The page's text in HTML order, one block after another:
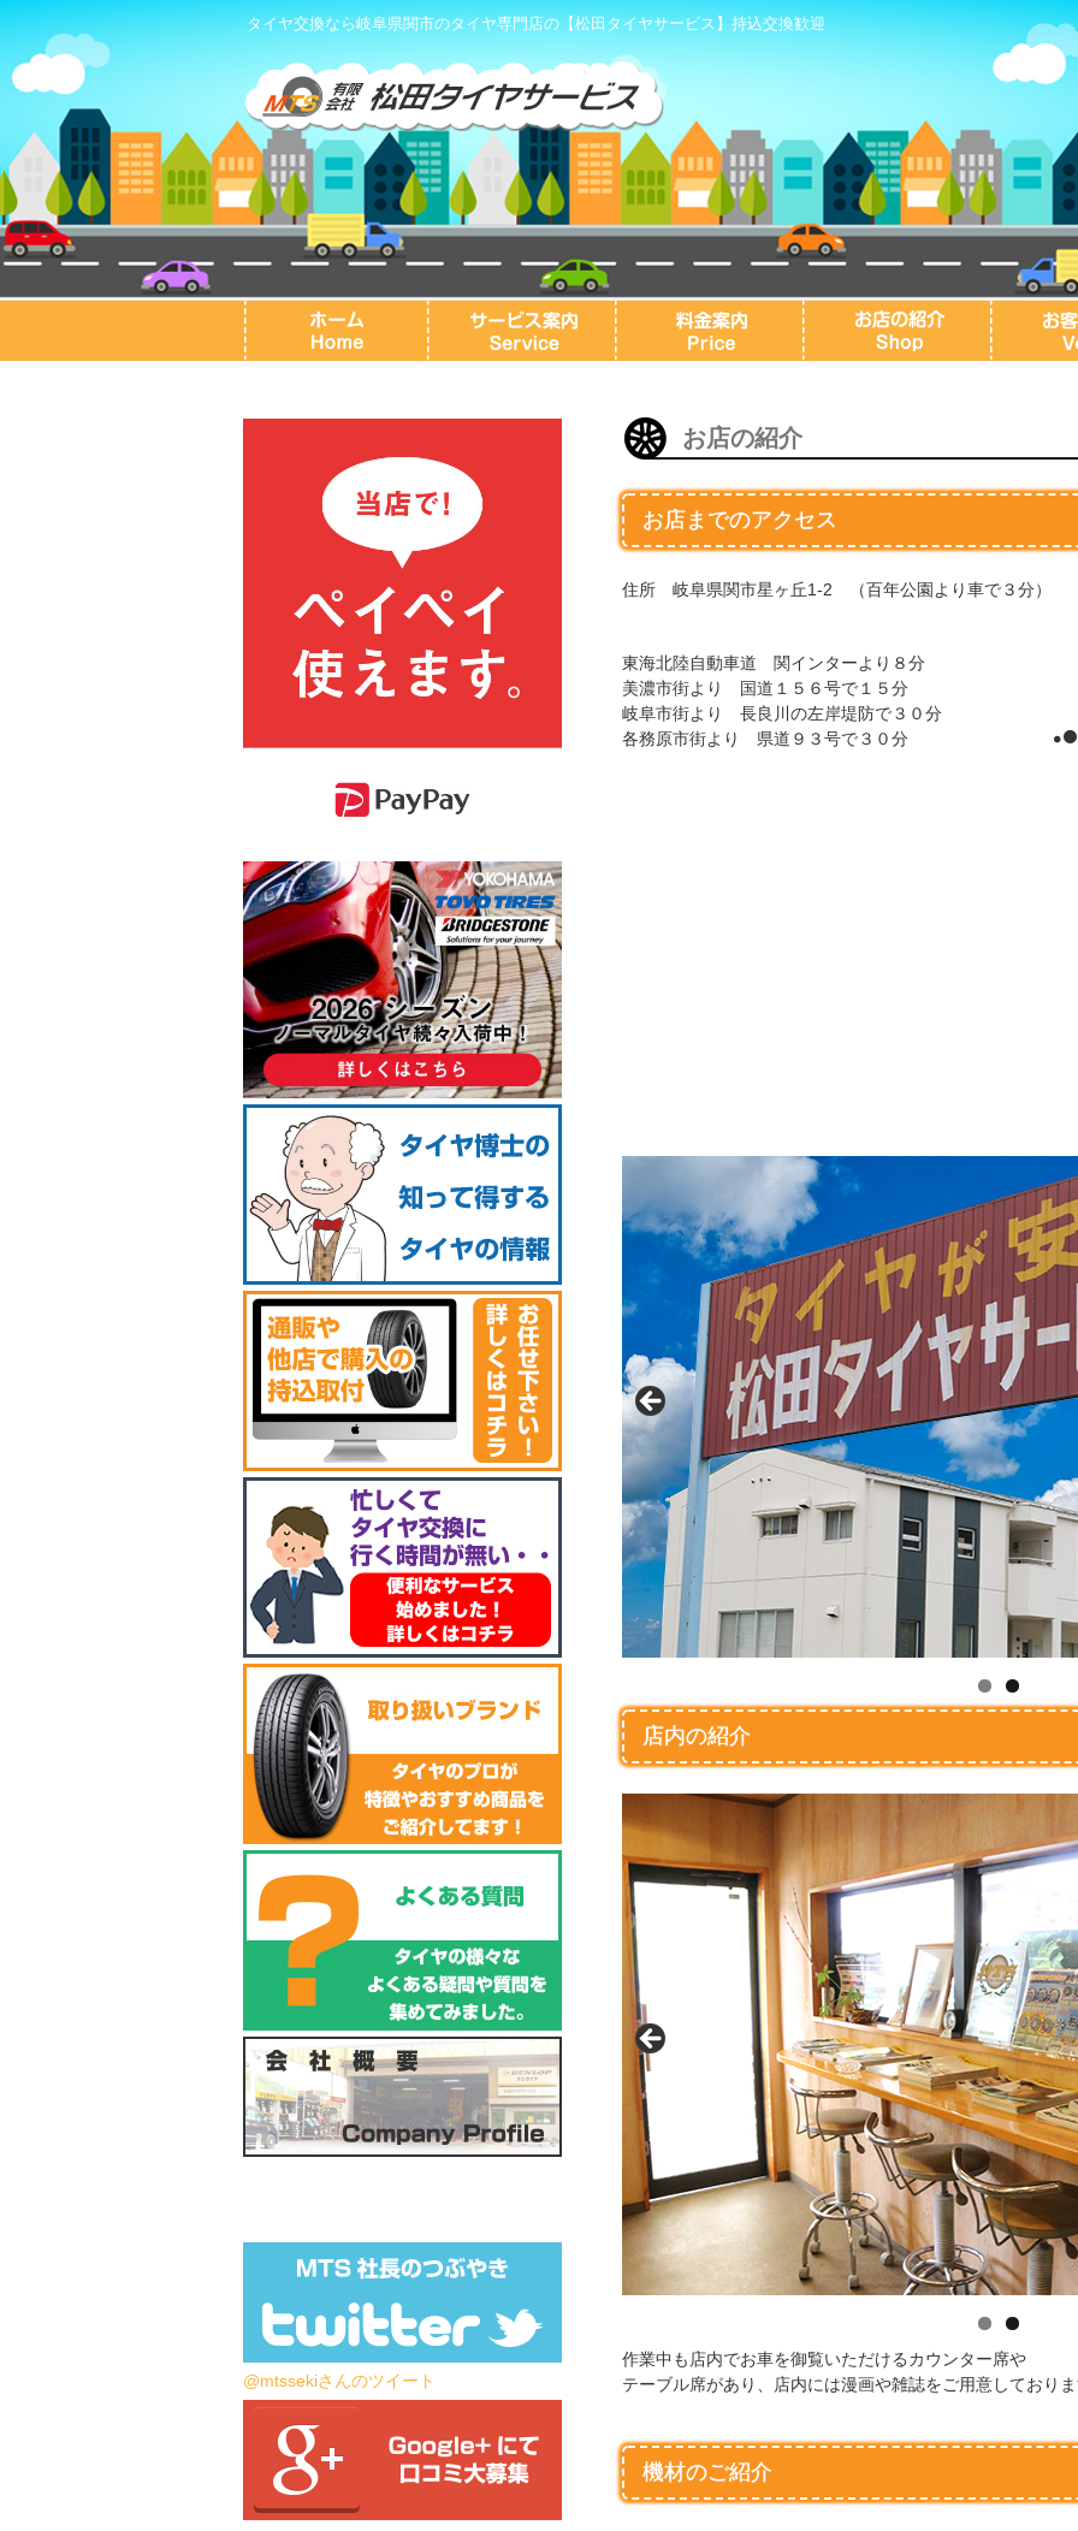
タイヤ交換なら岐阜県関市のタイヤ専門店の【松田タイヤサービス】持込交換歓迎
お店の紹介
お店までのアクセス
住所 岐阜県関市星ヶ丘1-2 （百年公園より車で３分）
東海北陸自動車道 関インターより８分
美濃市街より 国道１５６号で１５分
岐阜市街より 長良川の左岸堤防で３０分
各務原市街より 県道９３号で３０分
店内の紹介
作業中も店内でお車を御覧いただけるカウンター席や
テーブル席があり、店内には漫画や雑誌をご用意しており
機材のご紹介
@mtssekiさんのツイート